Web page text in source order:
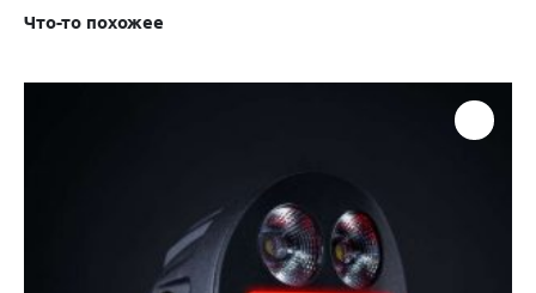
Что-то похожее